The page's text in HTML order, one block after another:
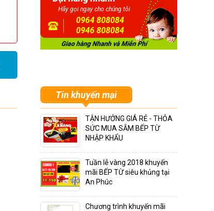
Hãy gọi ngay cho chúng tôi
0964 808084
0946 808084
Tin khuyến mại
TẬN HƯỞNG GIÁ RẺ - THỎA
SỨC MUA SẮM BẾP TỪ
NHẬP KHẨU
Tuần lễ vàng 2018 khuyến
mãi BẾP TỪ siêu khủng tại
An Phúc
Chương trình khuyến mãi